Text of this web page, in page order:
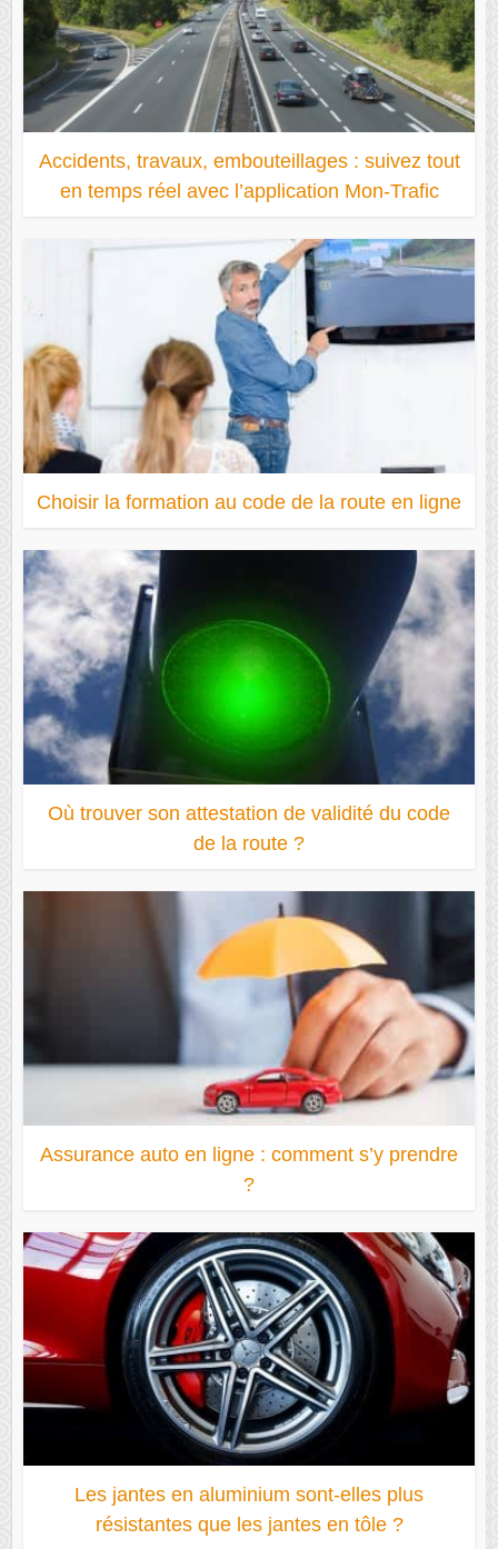
Accidents, travaux, embouteillages : suivez tout
en temps réel avec l’application Mon-Trafic
Choisir la formation au code de la route en ligne
Où trouver son attestation de validité du code
de la route ?
Assurance auto en ligne : comment s’y prendre
?
Les jantes en aluminium sont-elles plus
résistantes que les jantes en tôle ?